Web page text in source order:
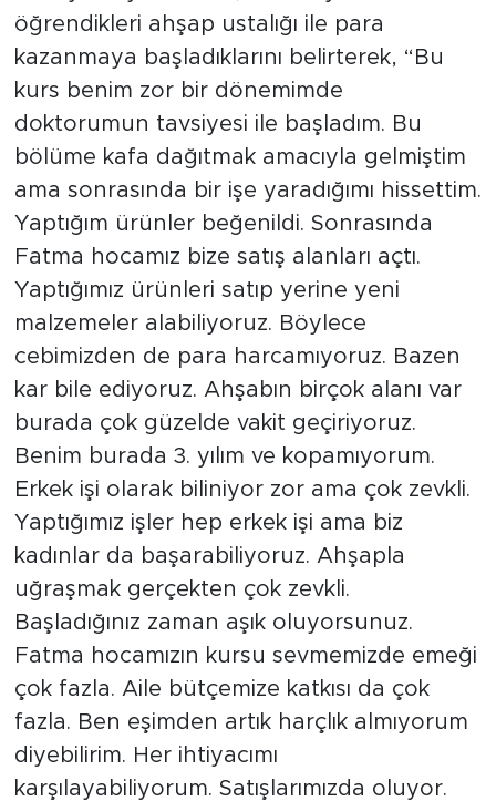
öğrendikleri ahşap ustalığı ile para
kazanmaya başladıklarını belirterek, “Bu
kurs benim zor bir dönemimde
doktorumun tavsiyesi ile başladım. Bu
bölüme kafa dağıtmak amacıyla gelmiştim
ama sonrasında bir işe yaradığımı hissettim.
Yaptığım ürünler beğenildi. Sonrasında
Fatma hocamız bize satış alanları açtı.
Yaptığımız ürünleri satıp yerine yeni
malzemeler alabiliyoruz. Böylece
cebimizden de para harcamıyoruz. Bazen
kar bile ediyoruz. Ahşabın birçok alanı var
burada çok güzelde vakit geçiriyoruz.
Benim burada 3. yılım ve kopamıyorum.
Erkek işi olarak biliniyor zor ama çok zevkli.
Yaptığımız işler hep erkek işi ama biz
kadınlar da başarabiliyoruz. Ahşapla
uğraşmak gerçekten çok zevkli.
Başladığınız zaman aşık oluyorsunuz.
Fatma hocamızın kursu sevmemizde emeği
çok fazla. Aile bütçemize katkısı da çok
fazla. Ben eşimden artık harçlık almıyorum
diyebilirim. Her ihtiyacımı
karşılayabiliyorum. Satışlarımızda oluyor.